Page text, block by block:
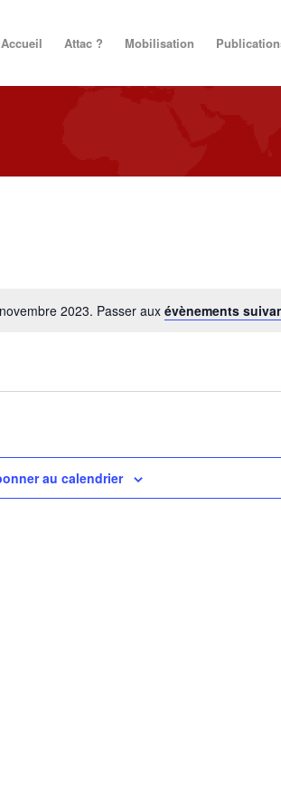
Accueil Attac ? Mobilisation
2023. Passer auxévènements
au calendrier